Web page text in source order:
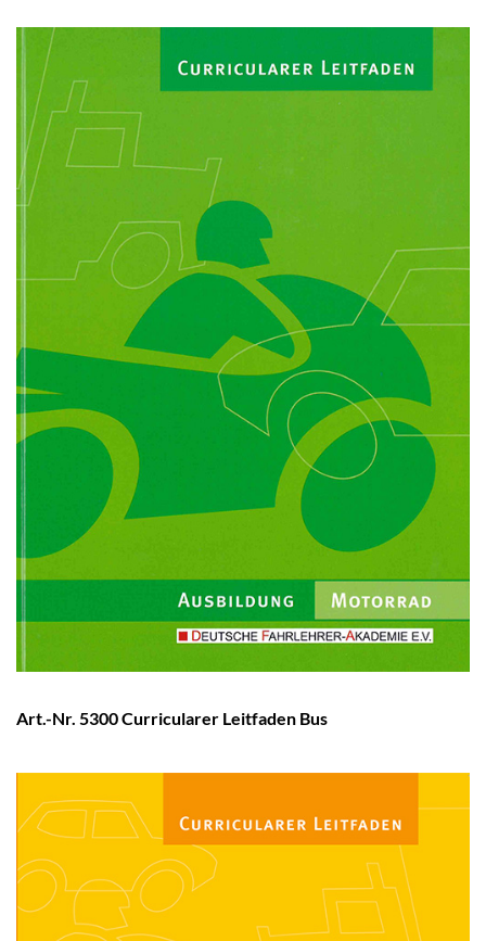
Art.-Nr. 5300 Curricularer Leitfaden Bus